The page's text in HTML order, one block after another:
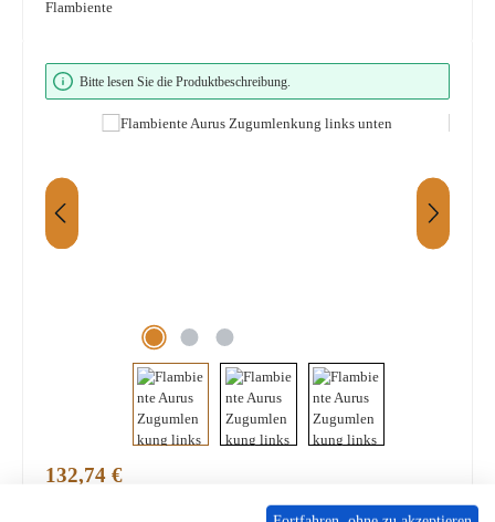
Flambiente
Bildergalerie überspringen
Bitte lesen Sie die Produktbeschreibung.
Regulärer Preis:
132,74 €
Preise inkl. MwSt. zzgl. Versandkosten / Versandkostenfrei ab 399,- €